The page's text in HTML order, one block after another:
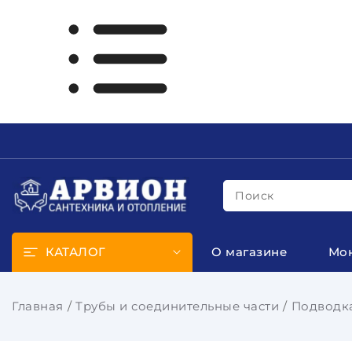
Поиск
КАТАЛОГ О магазине
Главная Трубы и соединительные части